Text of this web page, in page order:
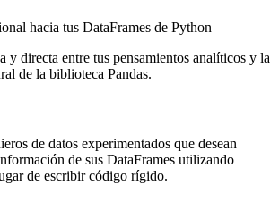
hacia tus DataFrames de Python
y directa entre tus pensamientos analíticos y la
de la biblioteca Pandas.
de datos experimentados que desean
de sus DataFrames utilizando
de escribir código rígido.